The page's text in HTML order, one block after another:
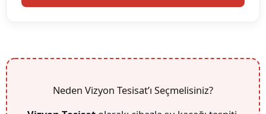
Neden Vizyon Tesisat’ı Seçmelisiniz?